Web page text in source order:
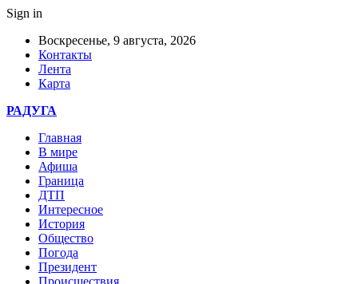
Sign in
Воскресенье, 9 августа, 2026
Контакты
Лента
Карта
РАДУГА
Главная
В мире
Афиша
Граница
ДТП
Интересное
История
Общество
Погода
Президент
Происшествия